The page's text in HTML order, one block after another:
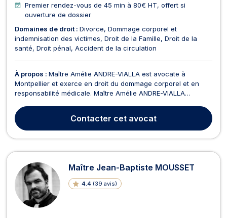
Premier rendez-vous de 45 min à 80€ HT, offert si
ouverture de dossier
Domaines de droit : Divorce Dommage corporel et
indemnisation des victimes Droit de la Famille Droit de la
santé Droit pénal Accident de la circulation
À propos : Maître Amélie ANDRE-VIALLA est avocate à
Montpellier et exerce en droit du dommage corporel et en
responsabilité médicale. Maître Amélie ANDRE-VIALLA
défense des victimes d'erreurs médicales, d'accidents du
travail, d'accidents de la route et d’accidents de la vi...
Contacter cet avocat
Maître Jean-Baptiste MOUSSET
4.4 (39 avis)